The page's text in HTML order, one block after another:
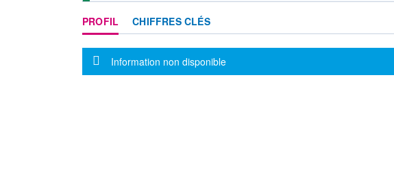
PROFIL CHIFFRES CLÉS
Message d'information
Information non disponible